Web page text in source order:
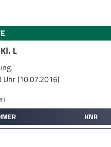
L
(10.07.2016)
KNR